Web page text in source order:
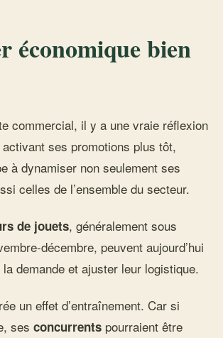
économique bien
commercial, il y a une vraie réflexion
ses promotions plus tôt,
à dynamiser non seulement ses
celles de l’ensemble du secteur.
de jouets, généralement sous
décembre, peuvent aujourd’hui
demande et ajuster leur logistique.
un effet d’entraînement. Car si
ses concurrents pourraient être